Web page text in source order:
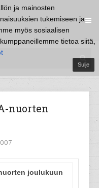
ja mainosten
tukemiseen ja
myös sosiaalisen
tietoa siitä,
Sulje
nuorten
joulukuun